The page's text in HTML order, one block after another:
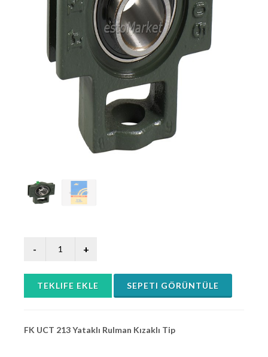
TEKLIFE EKLE SEPETI GÖRÜNTÜLE
FK UCT 213 Yataklı Rulman Kızaklı Tip